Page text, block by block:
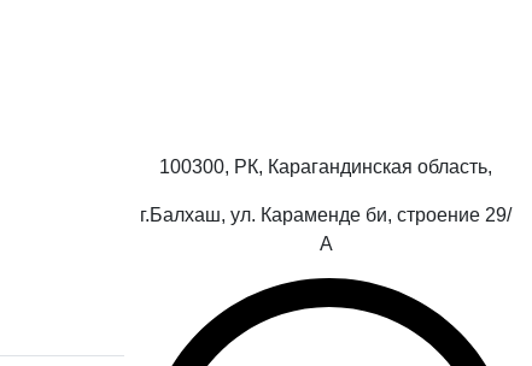
100300, РК, Карагандинская область,
г.Балхаш, ул. Караменде би, строение 29/
А